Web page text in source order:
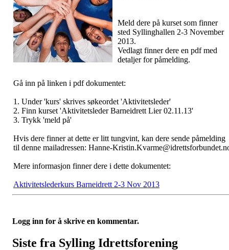
Meld dere på kurset som finner
sted Syllinghallen 2-3 November
2013.
Vedlagt finner dere en pdf med
detaljer for påmelding.
Gå inn på linken i pdf dokumentet:
1. Under 'kurs' skrives søkeordet 'Aktivitetsleder'
2. Finn kurset 'Aktivitetsleder Barneidrett Lier 02.11.13'
3. Trykk 'meld på'
Hvis dere finner at dette er litt tungvint, kan dere sende påmelding
til denne mailadressen: Hanne-
Mere informasjon finner dere i dette dokumentet:
Aktivitetslederkurs Barneidrett 2-3 Nov 2013
Logg inn for å skrive en kommentar.
Siste fra Sylling Idrettsforening